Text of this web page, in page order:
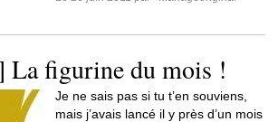
La figurine du mois !
Je ne sais pas si tu t’en souviens,
mais j’avais lancé il y près d’un mois